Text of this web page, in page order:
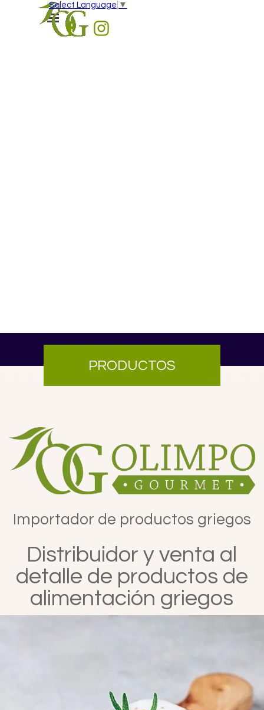
Vaya al Contenido
Saltar menú
Select Language ▼
PRODUCTOS
Importador de productos griegos
Distribuidor y venta al
detalle de productos de
alimentación griegos